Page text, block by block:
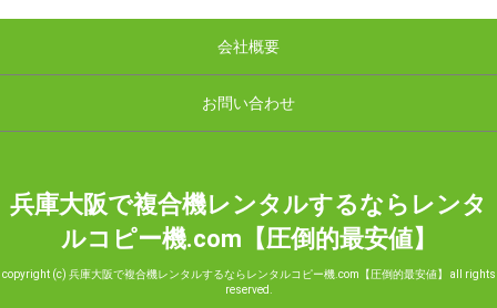
会社概要
お問い合わせ
兵庫大阪で複合機レンタルするならレンタ
ルコピー機.com【圧倒的最安値】
copyright (c) 兵庫大阪で複合機レンタルするならレンタルコピー機.com【圧倒的最安値】 all rights
reserved.